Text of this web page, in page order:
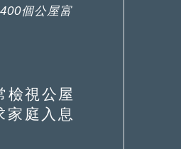
個公屋富
視公屋
家庭入息